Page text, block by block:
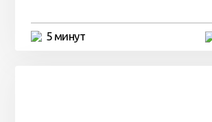
5 минут